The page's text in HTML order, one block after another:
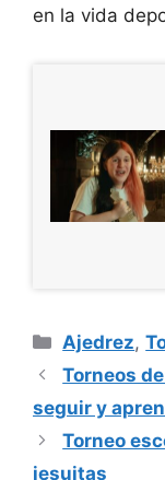
en la vida
Categorías
Ajedrez,
Torneos
seguir y
Torneo
jesuitas